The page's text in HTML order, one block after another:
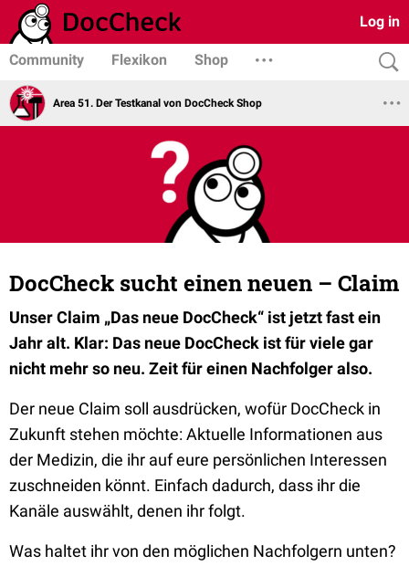
Log in
Community Flexikon Shop
Area 51. Der Testkanal von DocCheck Shop
DocCheck sucht einen neuen – Claim
Unser Claim „Das neue DocCheck“ ist jetzt fast ein
Jahr alt. Klar: Das neue DocCheck ist für viele gar
nicht mehr so neu. Zeit für einen Nachfolger also.
Der neue Claim soll ausdrücken, wofür DocCheck in
Zukunft stehen möchte: Aktuelle Informationen aus
der Medizin, die ihr auf eure persönlichen Interessen
zuschneiden könnt. Einfach dadurch, dass ihr die
Kanäle auswählt, denen ihr folgt.
Was haltet ihr von den möglichen Nachfolgern unten?